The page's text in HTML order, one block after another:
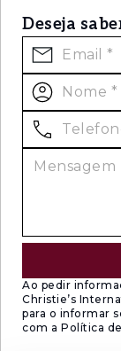
- Zona
Exterior:
O jardim
oferecendo:
- Árvores de
- Área de
O terreno
construção
A moradia
Deseja
Ao pedir
Christie’s
para o informar
com a Política